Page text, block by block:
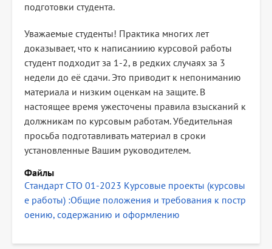
подготовки студента.
Уважаемые студенты! Практика многих лет
доказывает, что к написаниию курсовой работы
студент подходит за 1-2, в редких случаях за 3
недели до её сдачи. Это приводит к непониманию
материала и низким оценкам на защите. В
настоящее время ужесточены правила взысканий к
должникам по курсовым работам. Убедительная
просьба подготавливать материал в сроки
установленные Вашим руководителем.
Файлы
Cтандарт СТО 01-2023 Курсовые проекты (курсовы
е работы) :Общие положения и требования к постр
оению, содержанию и оформлению